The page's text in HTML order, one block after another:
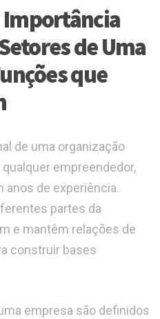
Importância
de Uma
que
de uma organização
empreendedor,
anos de experiência.
partes da
e mantêm relações de
construir bases
empresa são definidos